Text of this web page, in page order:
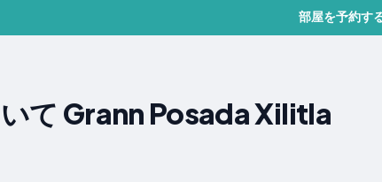
部屋を予約す
て Grann Posada Xilitla